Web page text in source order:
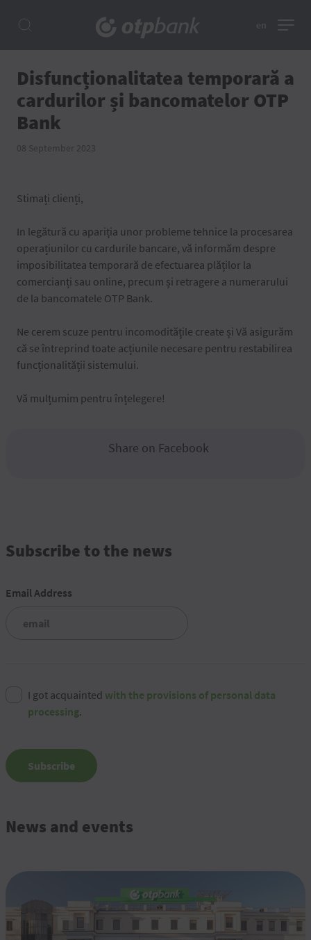
en
Disfuncționalitatea temporară a
cardurilor și bancomatelor OTP
Bank
08 September 2023
Stimați clienți,
In legătură cu apariția unor probleme tehnice la procesarea
operațiunilor cu cardurile bancare, vă informăm despre
imposibilitatea temporară de efectuarea plăților la
comercianți sau online, precum și retragere a numerarului
de la bancomatele OTP Bank.
Ne cerem scuze pentru incomodităţile create și Vă asigurăm
că se întreprind toate acțiunile necesare pentru restabilirea
funcționalității sistemului.
Vă mulțumim pentru înțelegere!
Share on Facebook
Subscribe to the news
Email Address
I got acquainted with the provisions of personal data
processing.
Subscribe
News and events